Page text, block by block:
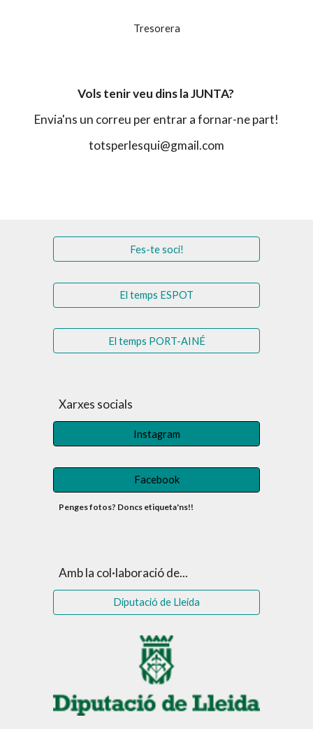
Tresorera
Vols tenir veu dins la JUNTA?
Envia'ns un correu per entrar a fornar-ne part!
totsperlesqui@gmail.com
Fes-te soci!
El temps ESPOT
El temps PORT-AINÉ
Xarxes socials
Instagram
Facebook
Penges fotos? Doncs etiqueta'ns!!
Amb la col·laboració de...
Diputació de Lleida